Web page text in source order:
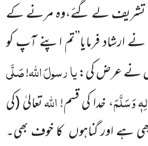
تشریف لے گئے،وہ مرنے کے
فرمایا’’تم اپنے آپ کو
نے عرض کی:یارسولَاللہ!صَلَّی
وَسَلَّمَ، خدا کی قسم!اللہتعالیٰ (کی
ہے اور گناہوں کا خوف بھی۔